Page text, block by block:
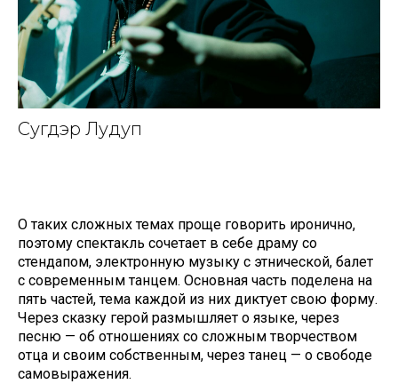
Сугдэр Лудуп
О таких сложных темах проще говорить иронично,
поэтому спектакль сочетает в себе драму со
стендапом, электронную музыку с этнической, балет
с современным танцем. Основная часть поделена на
пять частей, тема каждой из них диктует свою форму.
Через сказку герой размышляет о языке, через
песню — об отношениях со сложным творчеством
отца и своим собственным, через танец — о свободе
самовыражения.